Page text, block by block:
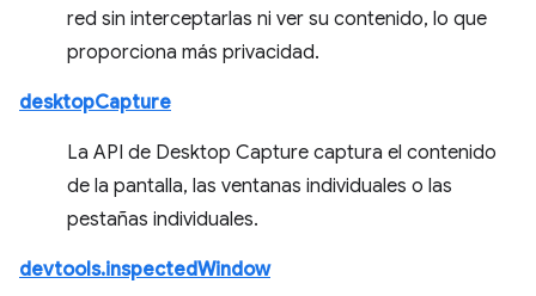
red sin interceptarlas ni ver su contenido, lo que
proporciona más privacidad.
desktopCapture
La API de Desktop Capture captura el contenido
de la pantalla, las ventanas individuales o las
pestañas individuales.
devtools.inspectedWindow